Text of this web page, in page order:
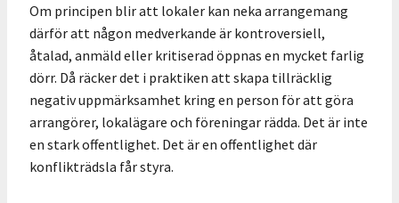
Om principen blir att lokaler kan neka arrangemang
därför att någon medverkande är kontroversiell,
åtalad, anmäld eller kritiserad öppnas en mycket farlig
dörr. Då räcker det i praktiken att skapa tillräcklig
negativ uppmärksamhet kring en person för att göra
arrangörer, lokalägare och föreningar rädda. Det är inte
en stark offentlighet. Det är en offentlighet där
konflikträdsla får styra.